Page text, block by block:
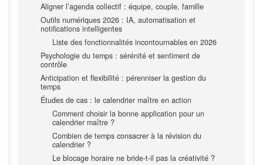
Aligner l’agenda collectif : équipe, couple, famille
Outils numériques 2026 : IA, automatisation et
notifications intelligentes
Liste des fonctionnalités incontournables en 2026
Psychologie du temps : sérénité et sentiment de
contrôle
Anticipation et flexibilité : pérenniser la gestion du
temps
Études de cas : le calendrier maître en action
Comment choisir la bonne application pour un
calendrier maître ?
Combien de temps consacrer à la révision du
calendrier ?
Le blocage horaire ne bride-t-il pas la créativité ?